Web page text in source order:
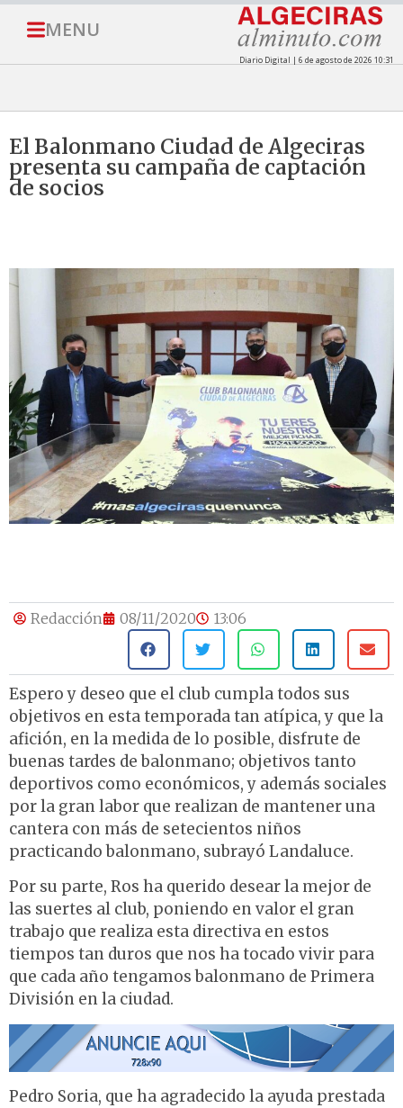
MENU
Diario Digital | 6 de agosto de 2026 10:31
El Balonmano Ciudad de Algeciras
presenta su campaña de captación
de socios
Redacción 08/11/2020 13:06
Espero y deseo que el club cumpla todos sus
objetivos en esta temporada tan atípica, y que la
afición, en la medida de lo posible, disfrute de
buenas tardes de balonmano; objetivos tanto
deportivos como económicos, y además sociales
por la gran labor que realizan de mantener una
cantera con más de setecientos niños
practicando balonmano, subrayó Landaluce.
Por su parte, Ros ha querido desear la mejor de
las suertes al club, poniendo en valor el gran
trabajo que realiza esta directiva en estos
tiempos tan duros que nos ha tocado vivir para
que cada año tengamos balonmano de Primera
División en la ciudad.
Pedro Soria, que ha agradecido la ayuda prestada